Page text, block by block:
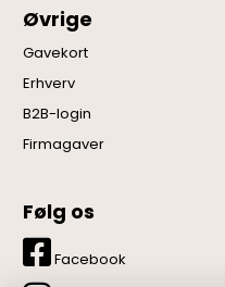
Øvrige
Gavekort
Erhverv
B2B-login
Firmagaver
Følg os
Facebook